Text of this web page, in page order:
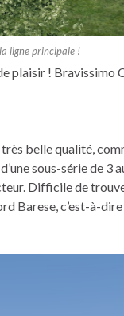
ligne principale !
plaisir ! Bravissimo
belle qualité,
sous-série de 3
Difficile de
Barese, c’est-à-